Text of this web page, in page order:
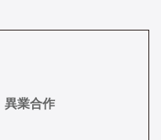
異業合作